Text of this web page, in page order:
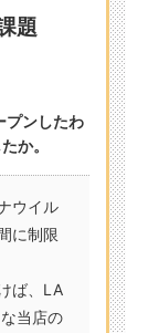
題
プンしたわ
か。
ウイル
に制限
ば、LA
当店の